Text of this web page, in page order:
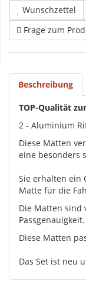
Wunschzettel
Frage zum
Beschreibung
TOP-Qualität
2 - Aluminium
Diese Matten
eine besonders
Sie erhalten ein
Matte für die
Die Matten sind
Passgenauigkeit.
Diese Matten
Das Set ist neu